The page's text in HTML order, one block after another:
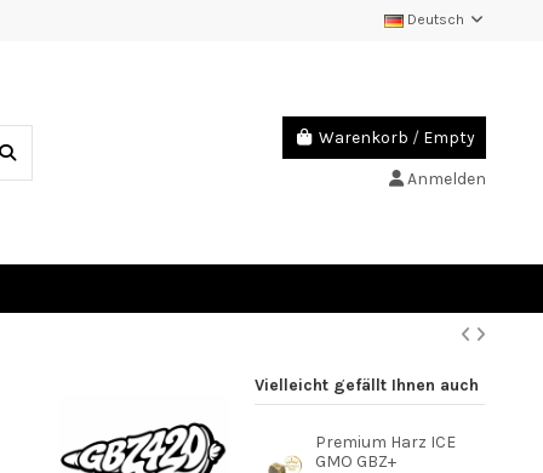
Deutsch
Warenkorb / Empty
Anmelden
Vielleicht gefällt Ihnen auch
Premium Harz ICE
GMO GBZ+